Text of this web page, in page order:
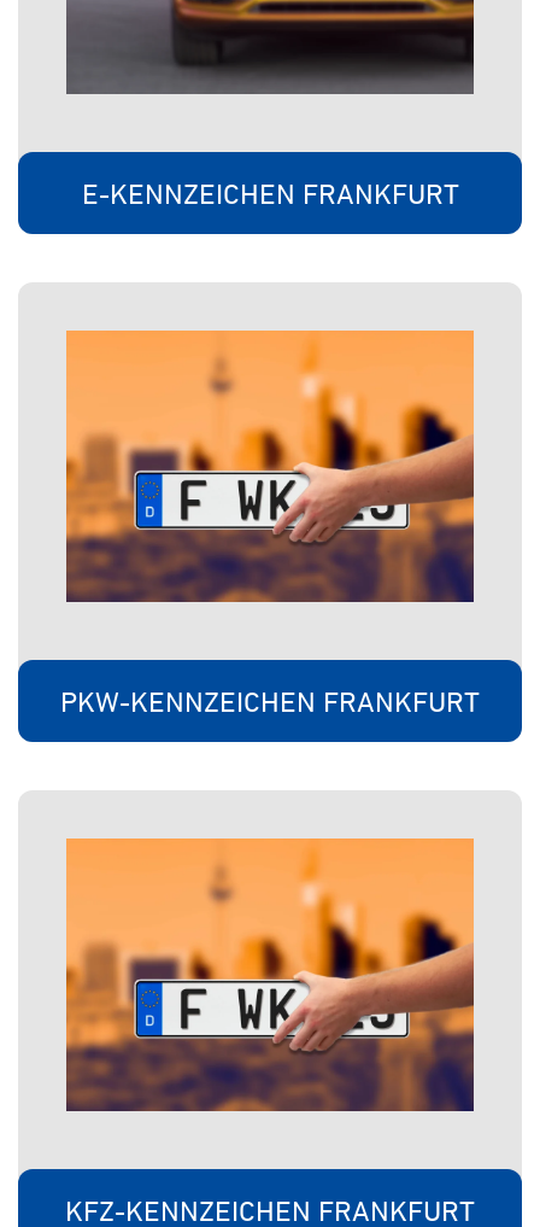
E-KENNZEICHEN FRANKFURT
PKW-KENNZEICHEN FRANKFURT
KFZ-KENNZEICHEN FRANKFURT